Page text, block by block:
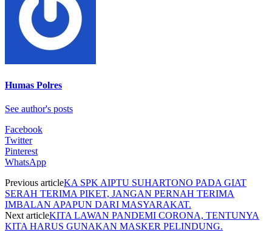
Humas Polres
See author's posts
Facebook
Twitter
Pinterest
WhatsApp
Previous articleKA SPK AIPTU SUHARTONO PADA GIAT
SERAH TERIMA PIKET, JANGAN PERNAH TERIMA
IMBALAN APAPUN DARI MASYARAKAT.
Next articleKITA LAWAN PANDEMI CORONA, TENTUNYA
KITA HARUS GUNAKAN MASKER PELINDUNG.